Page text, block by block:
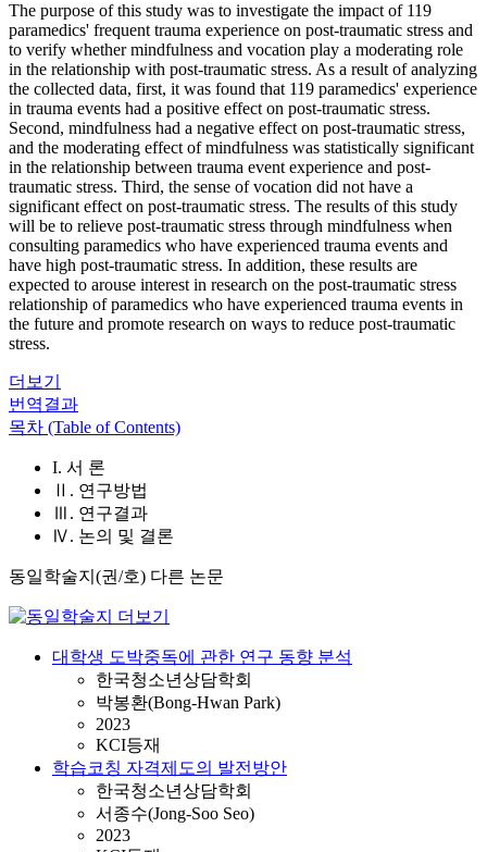
The purpose of this study was to investigate the impact of 119
paramedics' frequent trauma experience on post-traumatic stress and
to verify whether mindfulness and vocation play a moderating role
in the relationship with post-traumatic stress. As a result of analyzing
the collected data, first, it was found that 119 paramedics' experience
in trauma events had a positive effect on post-traumatic stress.
Second, mindfulness had a negative effect on post-traumatic stress,
and the moderating effect of mindfulness was statistically significant
in the relationship between trauma event experience and post-
traumatic stress. Third, the sense of vocation did not have a
significant effect on post-traumatic stress. The results of this study
will be to relieve post-traumatic stress through mindfulness when
consulting paramedics who have experienced trauma events and
have high post-traumatic stress. In addition, these results are
expected to arouse interest in research on the post-traumatic stress
relationship of paramedics who have experienced trauma events in
the future and promote research on ways to reduce post-traumatic
stress.
더보기
번역결과
목차 (Table of Contents)
I. 서 론
Ⅱ. 연구방법
Ⅲ. 연구결과
Ⅳ. 논의 및 결론
동일학술지(권/호) 다른 논문
대학생 도박중독에 관한 연구 동향 분석
한국청소년상담학회
박봉환(Bong-Hwan Park)
2023
KCI등재
학습코칭 자격제도의 발전방안
한국청소년상담학회
서종수(Jong-Soo Seo)
2023